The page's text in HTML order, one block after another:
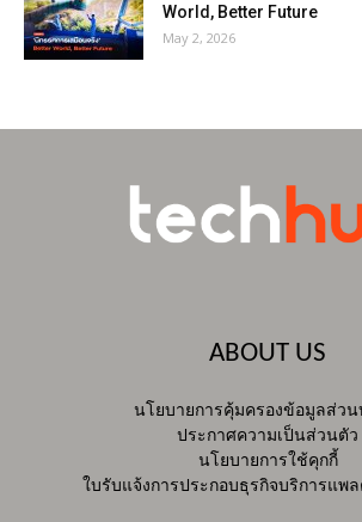
World, Better Future
May 2, 2026
ABOUT US
นโยบายการคุ้มครองข้อมูลส่ว
ประกาศความเป็นส่วนตัว
นโยบายการใช้คุกกี้
ใบรับแจ้งการประกอบธุรกิจบริการแพ